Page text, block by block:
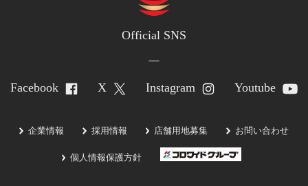
Official SNS
Facebook X Instagram Youtube
企業情報 採用情報 店舗用地募集 お問い合わせ
個人情報保護方針